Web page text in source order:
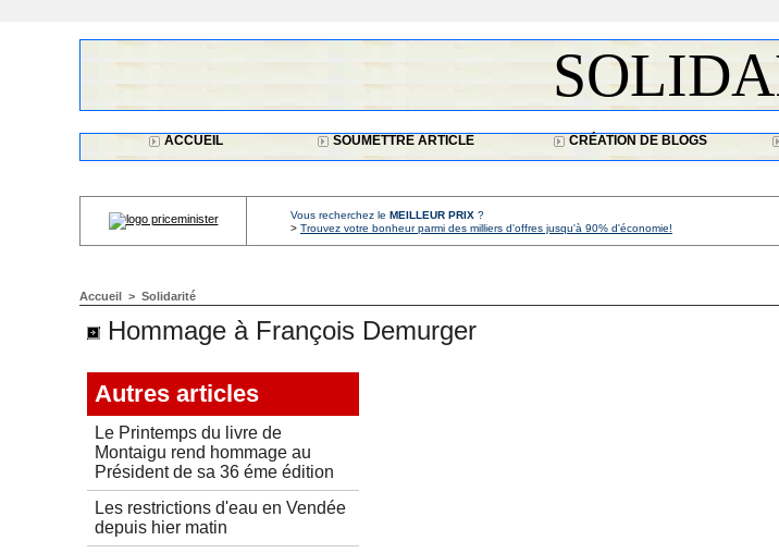
ACCUEIL SOUMETTRE ARTICLE CRÉATION DE BLOGS
Vous recherchez le MEILLEUR PRIX ?
> Trouvez votre bonheur parmi des milliers d'offres jusqu'à 90% d'économie!
Accueil > Solidarité
Hommage à François Demurger
Autres articles
Le Printemps du livre de
Montaigu rend hommage au
Président de sa 36 éme édition
Les restrictions d'eau en Vendée
depuis hier matin